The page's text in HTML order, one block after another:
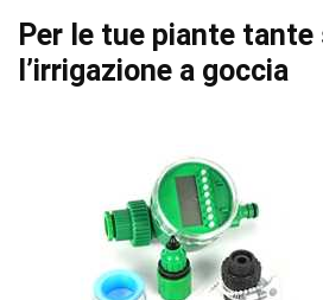
Per le tue piante
l’irrigazione a goccia